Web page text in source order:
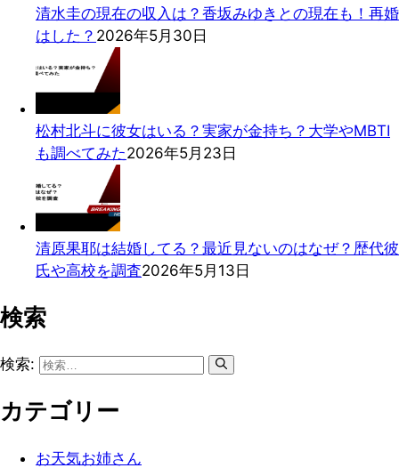
清水圭の現在の収入は？香坂みゆきとの現在も！再婚
はした？ 2026年5月30日
松村北斗に彼女はいる？実家が金持ち？大学やMBTI
も調べてみた2026年5月23日
清原果耶は結婚してる？最近見ないのはなぜ？歴代彼
氏や高校を調査2026年5月13日
検索
検索:
カテゴリー
お天気お姉さん